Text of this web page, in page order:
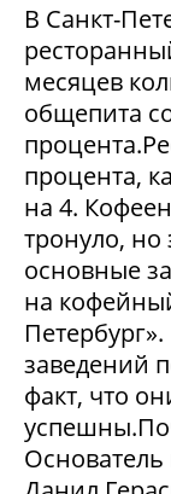
В Санкт-
месяцев
общепита
процента,
на 4.
тронуло, но
основные
на
заведений
факт, что